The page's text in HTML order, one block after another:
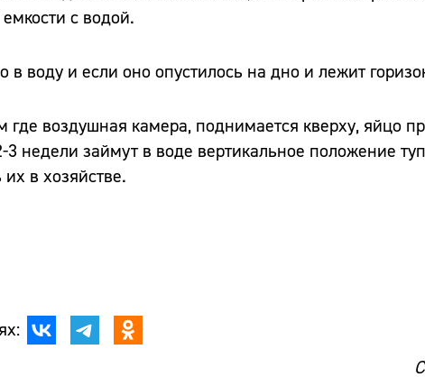
с водой.
воду и если оно опустилось на дно и лежит
где воздушная камера, поднимается кверху, яйцо
3 недели займут в воде вертикальное положение
в хозяйстве.